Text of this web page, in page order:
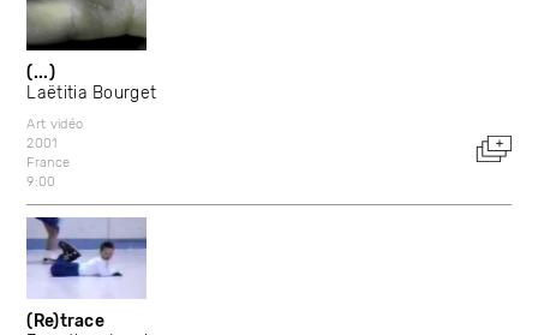
(...)
Laëtitia Bourget
Art vidéo
2001
France
9:00
(Re)trace